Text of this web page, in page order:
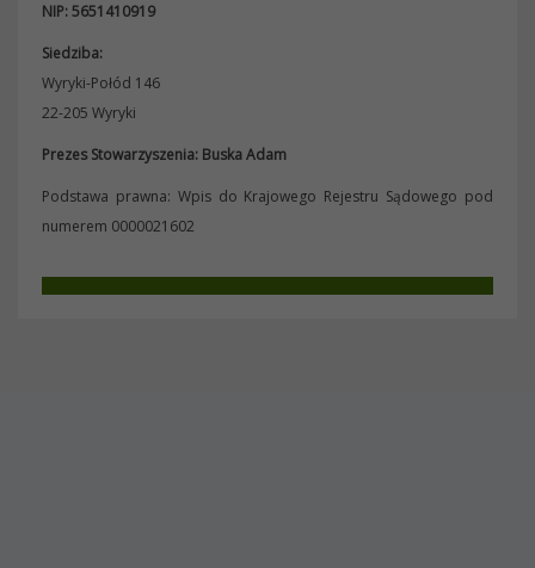
NIP: 5651410919
Siedziba:
Wyryki-Połód 146
22-205 Wyryki
Prezes Stowarzyszenia: Buska Adam
Podstawa prawna: Wpis do Krajowego Rejestru Sądowego pod
numerem 0000021602